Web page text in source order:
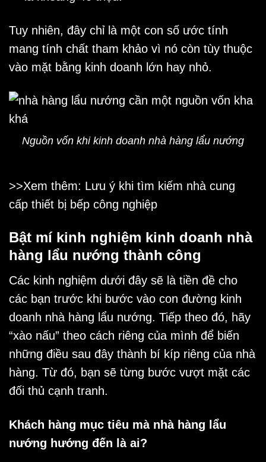
Tuy nhiên, đây chỉ là một con số ước tính
mang tính chất tham khảo vì nó còn tùy thuộc
vào mặt bằng kinh doanh lớn hay nhỏ.
Nguồn vốn khi kinh doanh nhà hàng lẩu nướng
>>Xem thêm: Lưu ý khi tìm kiếm nhà cung
cấp thiết bị bếp công nghiệp
Bật mí kinh nghiệm kinh doanh nhà
hàng lẩu nướng thành công
Các kinh nghiệm dưới đây sẽ là tiền đề cho
các bạn trước khi bước vào con đường kinh
doanh nhà hàng lẩu nướng. Tiếp theo đó, hãy
“xào nấu” theo cách riêng của mình để biến
những điều sau đây thành bí kíp riêng của nhà
hàng. Từ đó, bạn sẽ từng bước vượt mặt các
đối thủ cạnh tranh.
Khách hàng mục tiêu mà nhà hàng lẩu
nướng hướng đến là ai?